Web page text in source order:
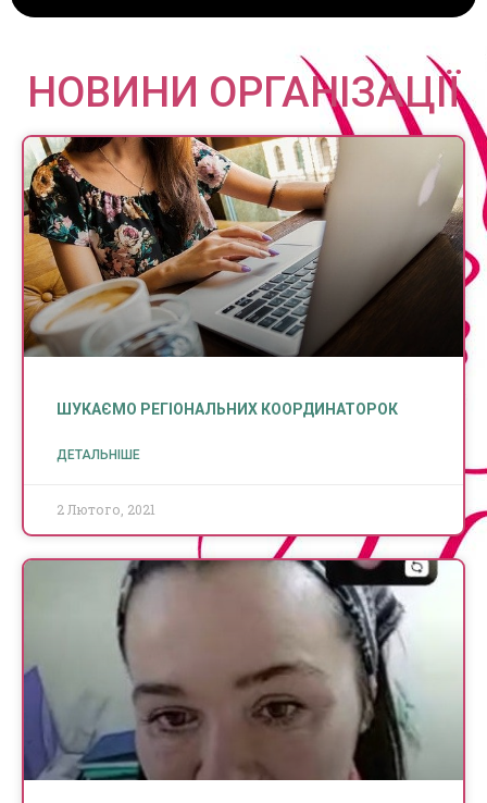
НОВИНИ ОРГАНІЗАЦІЇ
ШУКАЄМО РЕГІОНАЛЬНИХ КООРДИНАТОРОК
ДЕТАЛЬНІШЕ
2 Лютого, 2021